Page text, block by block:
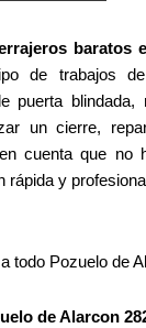
baratos
de trabajos
puerta
un cierre,
cuenta que no
rápida y
todo Pozuelo de
de Alarcon